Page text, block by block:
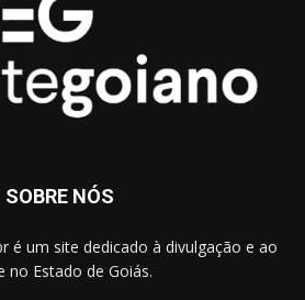
SOBRE NÓS
é um site dedicado à divulgação e ao
Estado de Goiás.